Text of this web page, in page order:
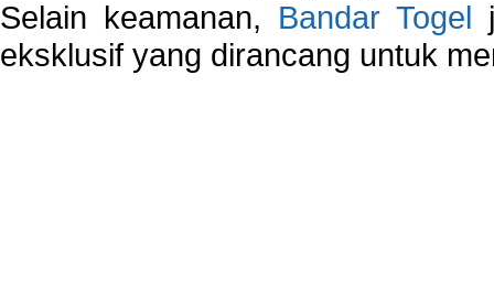
Selain keamanan, Bandar Togel
eksklusif yang dirancang untuk